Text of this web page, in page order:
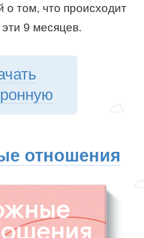
том, что происходит
9 месяцев.
отношения